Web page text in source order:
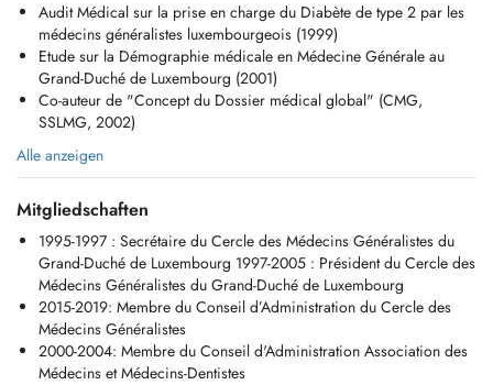
Audit Médical sur la prise en charge du Diabète de type 2 par les
médecins généralistes luxembourgeois (1999)
Etude sur la Démographie médicale en Médecine Générale au
Grand-Duché de Luxembourg (2001)
Co-auteur de "Concept du Dossier médical global" (CMG,
SSLMG, 2002)
Alle anzeigen
Mitgliedschaften
1995-1997 : Secrétaire du Cercle des Médecins Généralistes du
Grand-Duché de Luxembourg 1997-2005 : Président du Cercle des
Médecins Généralistes du Grand-Duché de Luxembourg
2015-2019: Membre du Conseil d’Administration du Cercle des
Médecins Généralistes
2000-2004: Membre du Conseil d'Administration Association des
Médecins et Médecins-Dentistes